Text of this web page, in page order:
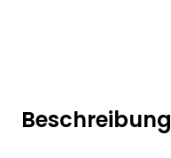
Beschreibung